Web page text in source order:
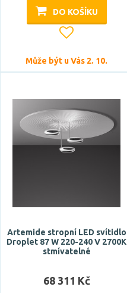
DO KOŠÍKU
Může být u Vás 2. 10.
Artemide stropní LED svítidlo
Droplet 87 W 220-240 V 2700K
stmívatelné
68 311 Kč